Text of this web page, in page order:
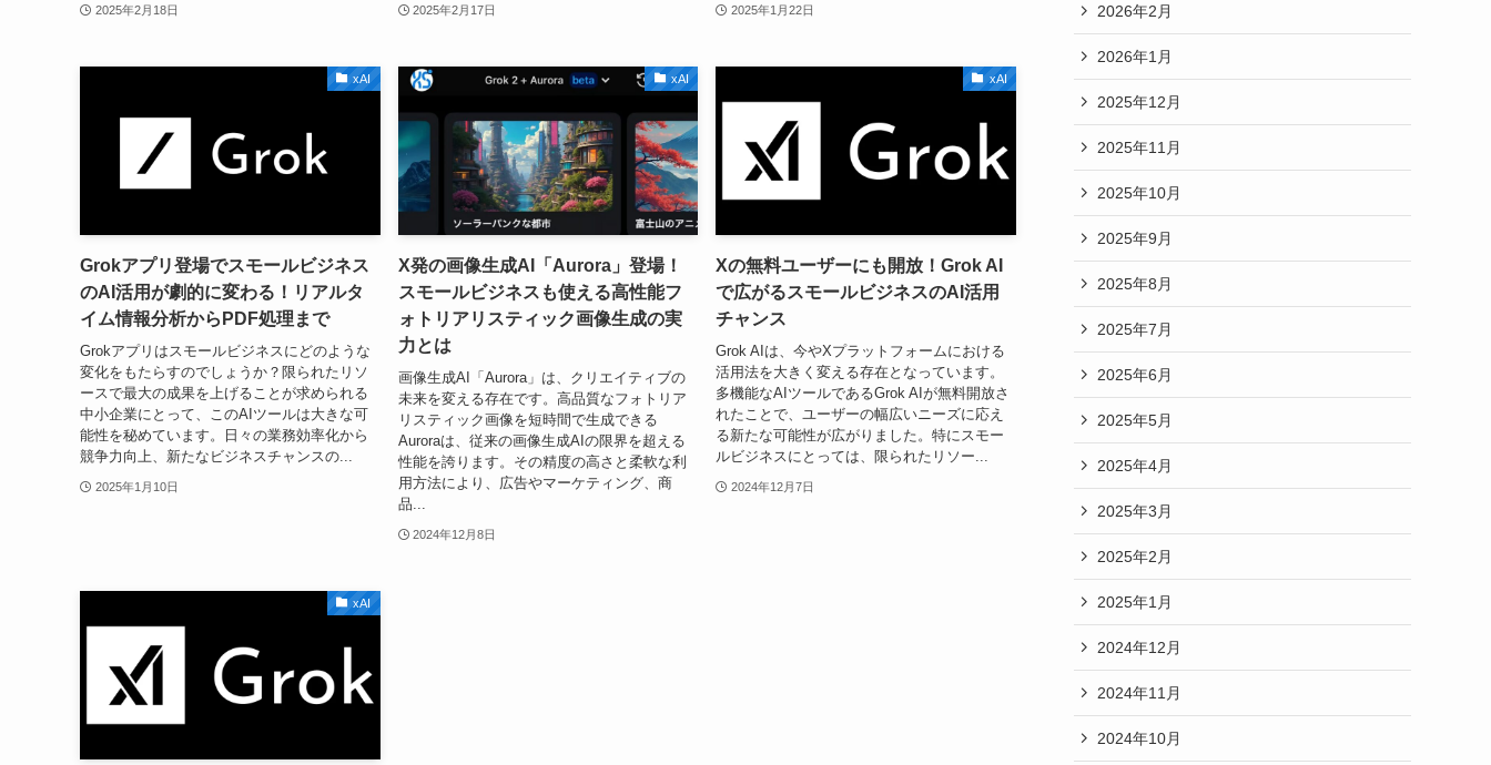
2025年2月18日 2025年2月17日 2025年1月22日
xAI
Grokアプリ登場でスモールビジネス
のAI活用が劇的に変わる！リアルタ
イム情報分析からPDF処理まで
Grokアプリはスモールビジネスにどのような
変化をもたらすのでしょうか？限られたリソ
ースで最大の成果を上げることが求められる
中小企業にとって、このAIツールは大きな可
能性を秘めています。日々の業務効率化から
競争力向上、新たなビジネスチャンスの...
2025年1月10日
xAI
X発の画像生成AI「Aurora」登場！
スモールビジネスも使える高性能フ
ォトリアリスティック画像生成の実
力とは
画像生成AI「Aurora」は、クリエイティブの
未来を変える存在です。高品質なフォトリア
リスティック画像を短時間で生成できる
Auroraは、従来の画像生成AIの限界を超える
性能を誇ります。その精度の高さと柔軟な利
用方法により、広告やマーケティング、商
品...
2024年12月8日
xAI
Xの無料ユーザーにも開放！Grok AI
で広がるスモールビジネスのAI活用
チャンス
Grok AIは、今やXプラットフォームにおける
活用法を大きく変える存在となっています。
多機能なAIツールであるGrok AIが無料開放さ
れたことで、ユーザーの幅広いニーズに応え
る新たな可能性が広がりました。特にスモー
ルビジネスにとっては、限られたリソー...
2024年12月7日
xAI
2026年2月
2026年1月
2025年12月
2025年11月
2025年10月
2025年9月
2025年8月
2025年7月
2025年6月
2025年5月
2025年4月
2025年3月
2025年2月
2025年1月
2024年12月
2024年11月
2024年10月